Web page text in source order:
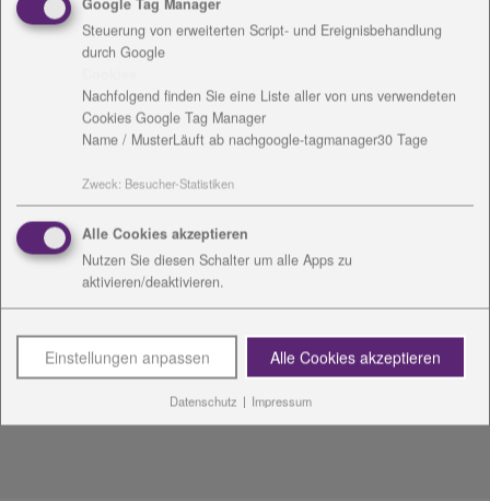
Tel.:03643 - 80539-33
Fax: 03643 - 80539-19
Spendenkonto
Kreissparkasse Saale-Orla
IBAN:DE83830505050000015849
BIC:HELADEF1SOK
Verwendungszweck:
Sozialstation Weimar-
Blankenhain
Google Tag Manager
Steuerung von erweiterten Script- und Ereignisbehandlung
durch Google
Nachfolgend finden Sie eine Liste aller von uns verwendeten
Cookies Google Tag Manager
Name / MusterLäuft ab nachgoogle-tagmanager30 Tage
Zweck: Besucher-Statistiken
Alle Cookies akzeptieren
Nutzen Sie diesen Schalter um alle Apps zu
aktivieren/deaktivieren.
Einstellungen anpassen Alle Cookies akzeptieren
Datenschutz | Impressum